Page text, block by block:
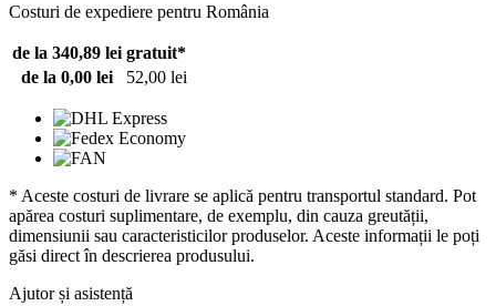
Costuri de expediere pentru România
de la 340,89 lei gratuit*
de la 0,00 lei
52,00 lei
* Aceste costuri de livrare se aplică pentru transportul standard. Pot
apărea costuri suplimentare, de exemplu, din cauza greutății,
dimensiunii sau caracteristicilor produselor. Aceste informații le poți
găsi direct în descrierea produsului.
Ajutor și asistență